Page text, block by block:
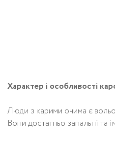
Характер і особливості
Люди з карими очима є
Вони достатньо запальні та